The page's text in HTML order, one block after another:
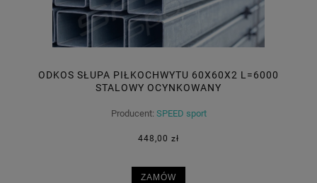
ODKOS SŁUPA PIŁKOCHWYTU 60X60X2 L=6000
STALOWY OCYNKOWANY
Producent: SPEED sport
448,00 zł
ZAMÓW